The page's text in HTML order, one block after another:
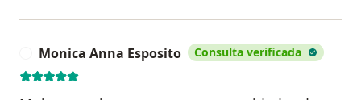
Monica Anna Esposito Consulta verificada